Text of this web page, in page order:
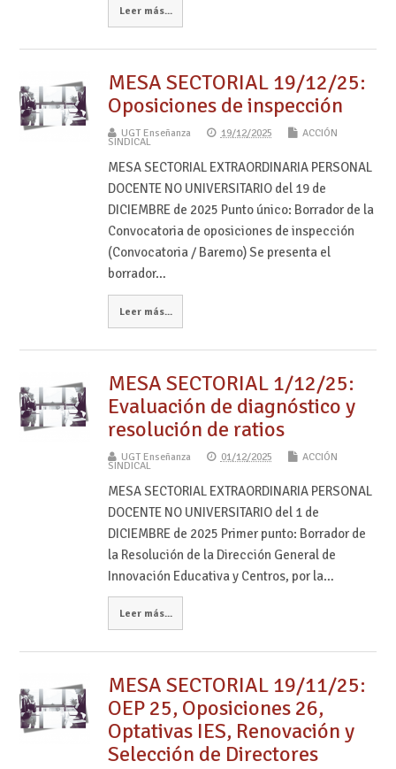
Leer más...
MESA SECTORIAL 19/12/25:
Oposiciones de inspección
UGT Enseñanza 19/12/2025 ACCIÓN
SINDICAL
MESA SECTORIAL EXTRAORDINARIA PERSONAL
DOCENTE NO UNIVERSITARIO del 19 de
DICIEMBRE de 2025 Punto único: Borrador de la
Convocatoria de oposiciones de inspección
(Convocatoria / Baremo) Se presenta el
borrador…
Leer más...
MESA SECTORIAL 1/12/25:
Evaluación de diagnóstico y
resolución de ratios
UGT Enseñanza 01/12/2025 ACCIÓN
SINDICAL
MESA SECTORIAL EXTRAORDINARIA PERSONAL
DOCENTE NO UNIVERSITARIO del 1 de
DICIEMBRE de 2025 Primer punto: Borrador de
la Resolución de la Dirección General de
Innovación Educativa y Centros, por la…
Leer más...
MESA SECTORIAL 19/11/25:
OEP 25, Oposiciones 26,
Optativas IES, Renovación y
Selección de Directores